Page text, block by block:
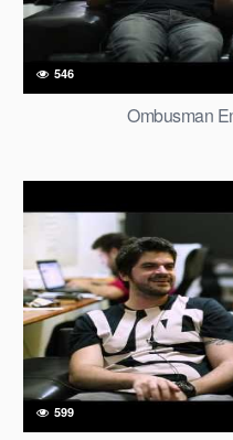
546
Ombusman
599